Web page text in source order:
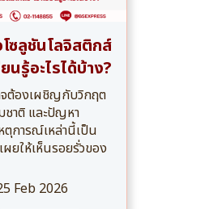
ซลูชันโลจิสติกส์
นรู้อะไรได้บ้าง?
ต้องเผชิญกับวิกฤต
ชาติ และปัญหา
ตุการณ์เหล่านี้เป็น
ยให้เห็นรอยรั่วของ
Feb 2026